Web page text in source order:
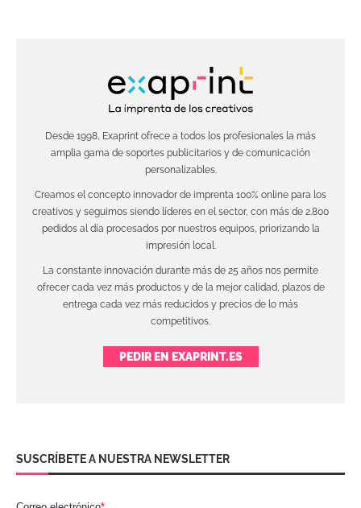
Desde 1998, Exaprint ofrece a todos los profesionales la más
amplia gama de soportes publicitarios y de comunicación
personalizables.
Creamos el concepto innovador de imprenta 100% online para los
creativos y seguimos siendo líderes en el sector, con más de 2.800
pedidos al día procesados por nuestros equipos, priorizando la
impresión local.
La constante innovación durante más de 25 años nos permite
ofrecer cada vez más productos y de la mejor calidad, plazos de
entrega cada vez más reducidos y precios de lo más
competitivos.
PEDIR EN EXAPRINT.ES
SUSCRÍBETE A NUESTRA NEWSLETTER